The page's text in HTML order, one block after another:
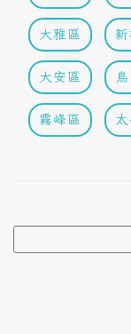
大雅區
大安區
霧峰區